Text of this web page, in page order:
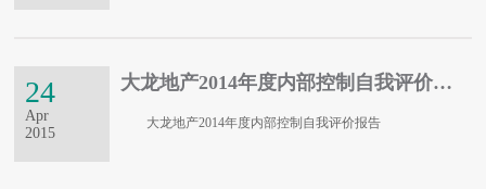
24
Apr
2015
大龙地产2014年度内部控制自我评价报告
大龙地产2014年度内部控制自我评价报告